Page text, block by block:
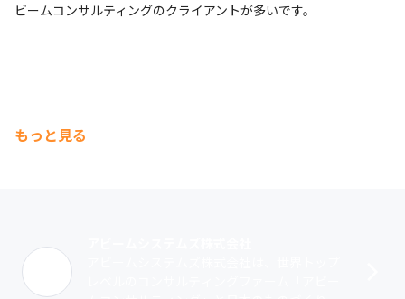
ビームコンサルティングのクライアントが多いです。
もっと見る